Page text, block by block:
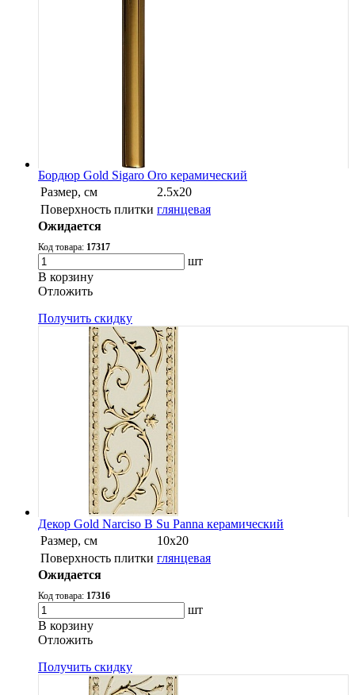
Бордюр Gold Sigaro Oro керамический
Размер, см
2.5x20
Поверхность плитки глянцевая
Ожидается
Код товара: 17317
шт
В корзину
Oтложить
Получить скидку
Декор Gold Narciso B Su Panna керамический
Размер, см
10x20
Поверхность плитки глянцевая
Ожидается
Код товара: 17316
шт
В корзину
Oтложить
Получить скидку